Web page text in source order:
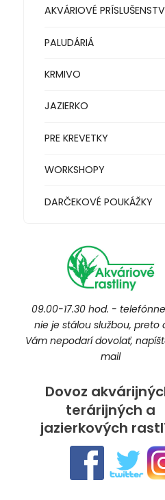
AKVÁRIOVÉ
PALUDÁRIÁ
KRMIVO
JAZIERKO
PRE KREVETKY
WORKSHOPY
DARČEKOVÉ POUKÁŽKY
09.00-17.30 hod. -
nie je stálou službou, preto
Vám nepodarí dovolať,
mail
Dovoz
terárijných a
jazierkových